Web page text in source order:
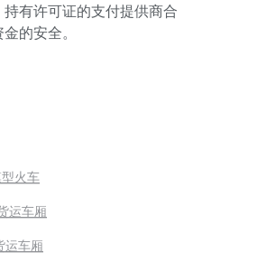
有许可证的支付提供商合
的安全。
火车
运车厢
运车厢